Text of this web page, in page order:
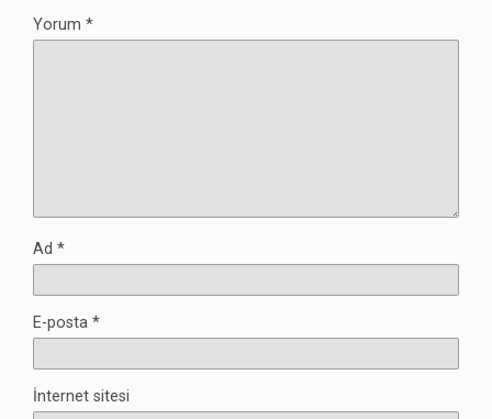
Yorum *
Ad *
E-posta *
İnternet sitesi